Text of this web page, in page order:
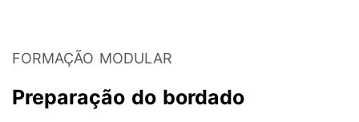
FORMAÇÃO MODULAR
Preparação do bordado